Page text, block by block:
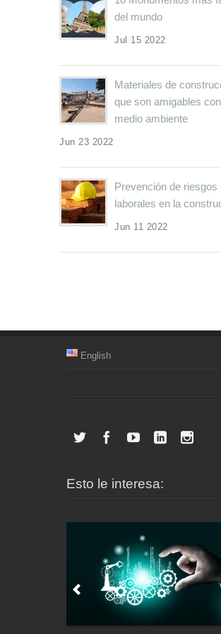
del mundo
Jul 15 2022
Materiales de
que son amigables
medio ambiente
Jun 23 2022
Prevención de riesgos
laborales en la
Jun 11 2022
English
Esto le interesa: